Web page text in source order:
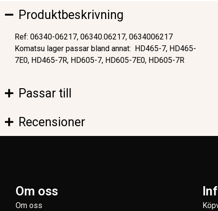
Produktbeskrivning
Ref: 06340-06217, 06340.06217, 0634006217
Komatsu lager passar bland annat: HD465-7, HD465-
7E0, HD465-7R, HD605-7, HD605-7E0, HD605-7R
Passar till
Recensioner
Om oss
Om oss